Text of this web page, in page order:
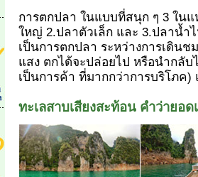
การตกปลา ในแบบที่สนุก ๆ 3 ใน
ใหญ่ 2.ปลาตัวเล็ก และ 3.ปลาน้ำ
เป็นการตกปลา ระหว่างการเดิน
แสง ตกได้จะปล่อยไป หรือนำกลั
เป็นการค้า ที่มากกว่าการบริโภค)
ทะเลสาบเสียงสะท้อน คำว่ายอ